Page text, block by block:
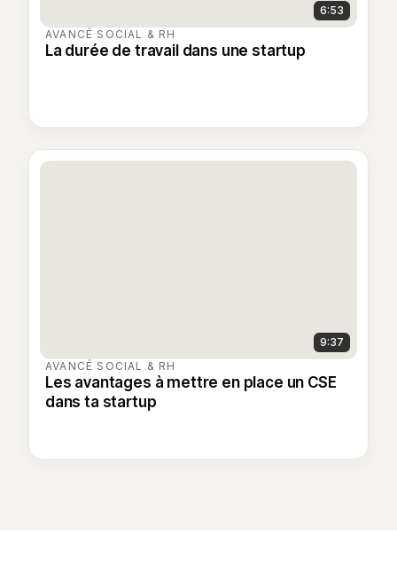
6:53
AVANCÉ· SOCIAL & RH
La durée de travail dans une startup
9:37
AVANCÉ· SOCIAL & RH
Les avantages à mettre en place un CSE
dans ta startup